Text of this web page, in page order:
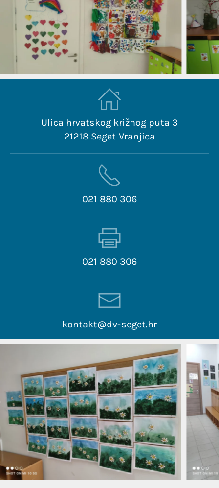
Ulica hrvatskog križnog puta 3
21218 Seget Vranjica
021 880 306
021 880 306
kontakt@dv-seget.hr